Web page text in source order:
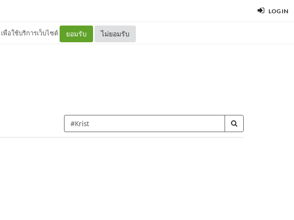
LOG IN
เพื่อใช้บริการเว็บไซต์ ยอมรับ ไม่ยอมรับ